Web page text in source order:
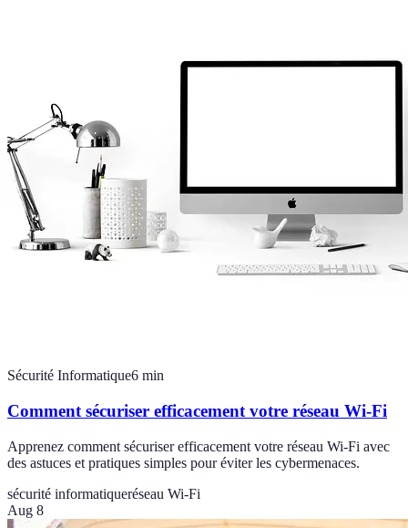
Sécurité Informatique6 min
Comment sécuriser efficacement votre réseau Wi-Fi
Apprenez comment sécuriser efficacement votre réseau Wi-Fi avec
des astuces et pratiques simples pour éviter les cybermenaces.
sécurité informatiqueréseau Wi-Fi
Aug 8